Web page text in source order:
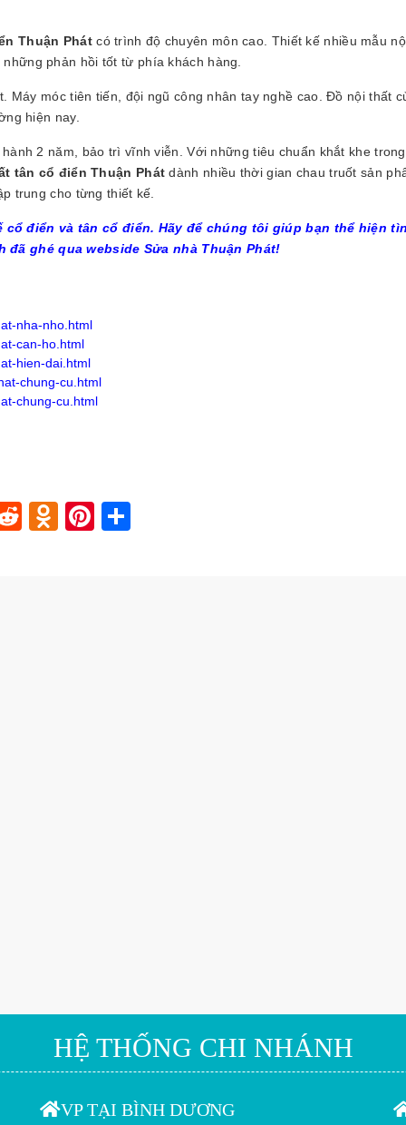
Thuận Phátcó trình độ chuyên môn cao. Thiết kế nhiều mẫu
phản hồi tốt từ phía khách hàng.
Máy móc tiên tiến, đội ngũ công nhân tay nghề cao. Đồ nội thất
hiện nay.
2 năm, bảo trì vĩnh viễn. Với những tiêu chuẩn khắt khe
tân cổ điển Thuận Phát dành nhiều thời gian chau truốt sản
trung cho từng thiết kế.
điển và tân cổ điển. Hãy để chúng tôi giúp bạn thể hiện
đã ghé qua webside Sửa nhà Thuận Phát!
nha-nho.html
can-ho.html
hien-dai.html
chung-cu.html
chung-cu.html
RedditOdnoklassniki
Pinterest
HỆ THỐNG CHI NHÁNH
VP TẠI BÌNH DƯƠNG